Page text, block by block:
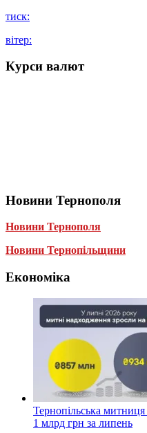
тиск:
вітер:
Курси валют
Новини Тернополя
Новини Тернополя
Новини Тернопільщини
Економіка
Тернопільська
1 млрд грн за липень